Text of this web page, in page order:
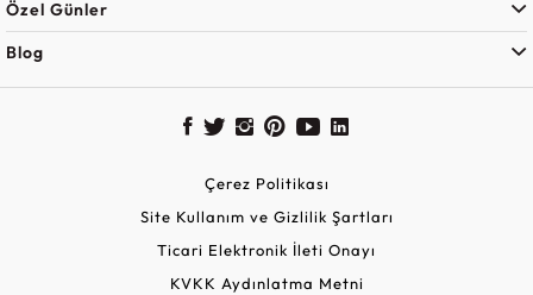
Özel Günler
Blog
Çerez Politikası
Site Kullanım ve Gizlilik Şartları
Ticari Elektronik İleti Onayı
KVKK Aydınlatma Metni